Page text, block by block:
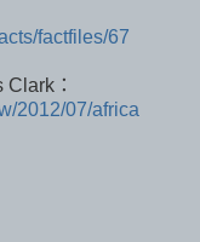
factfiles/67
：
2012/07/africa